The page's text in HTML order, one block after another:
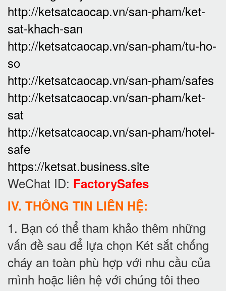
http://ketsatcaocap.vn/san-pham/ket-
sat-khach-san
http://ketsatcaocap.vn/san-pham/tu-ho-
so
http://ketsatcaocap.vn/san-pham/safes
http://ketsatcaocap.vn/san-pham/ket-
sat
http://ketsatcaocap.vn/san-pham/hotel-
safe
https://ketsat.business.site
WeChat ID: FactorySafes
IV. THÔNG TIN LIÊN HỆ:
1. Bạn có thể tham khảo thêm những
vấn đề sau để lựa chọn Két sắt chống
cháy an toàn phù hợp với nhu cầu của
mình hoặc liên hệ với chúng tôi theo